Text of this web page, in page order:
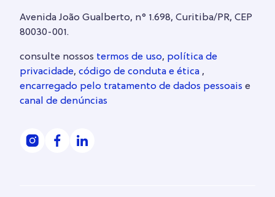
Avenida João Gualberto, n° 1.698, Curitiba/PR, CEP
80030-001.
consulte nossos termos de uso, política de
privacidade, código de conduta e ética ,
encarregado pelo tratamento de dados pessoais e
canal de denúncias